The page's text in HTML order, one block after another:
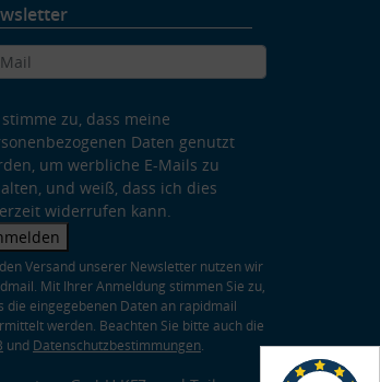
zu, dass meine
Daten genutzt
um werbliche E-Mails zu
und weiß, dass ich dies
widerrufen kann.
Versand unserer Newsletter nutzen wir
Mit Ihrer Anmeldung stimmen Sie zu,
die eingegebenen Daten an rapidmail
werden. Beachten Sie bitte auch die
und Datenschutzbestimmungen.